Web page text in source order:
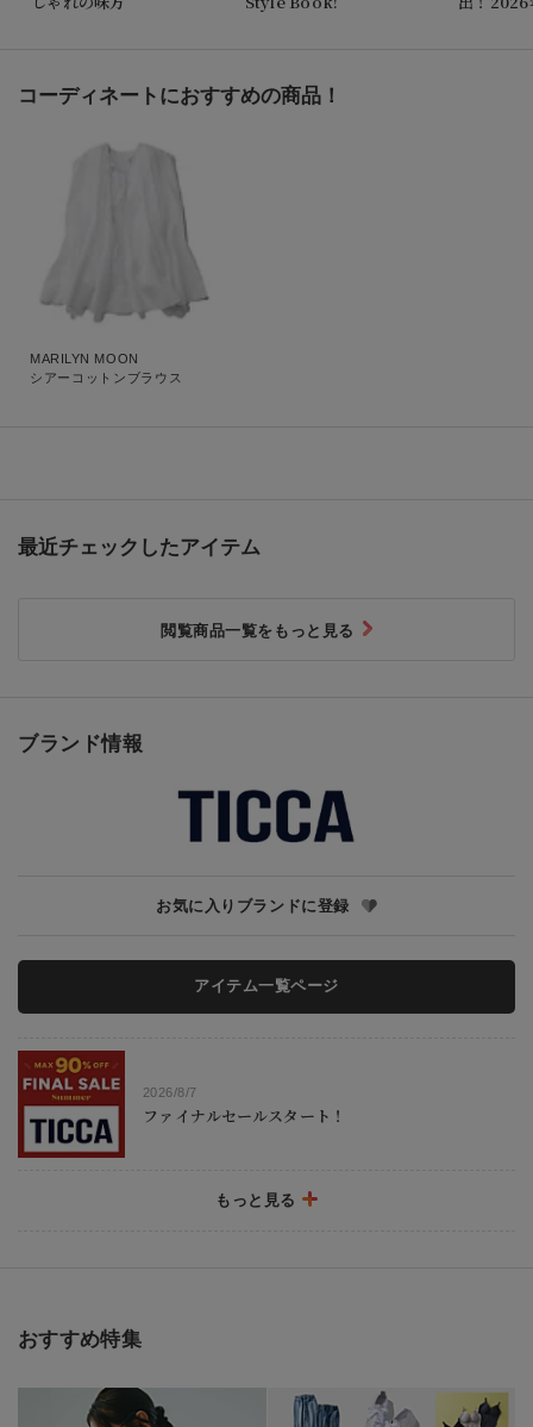
コーディネートにおすすめの商品！
MARILYN MOON
シアーコットンブラウス
ブランド情報
お気に入りブランドに登録
アイテム一覧ページ
2026/8/7
ファイナルセールスタート！
ァッション】
もっと見る
最近チェックしたアイテム
閲覧商品一覧をもっと見る
おすすめ特集